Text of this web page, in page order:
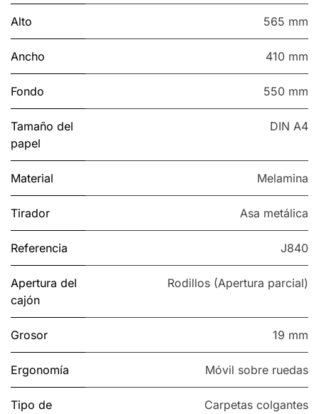
Alto 565 mm
Ancho 410 mm
Fondo 550 mm
Tamaño del
papel
DIN A4
Material Melamina
Tirador Asa metálica
Referencia J840
Apertura del
cajón
Rodillos (Apertura parcial)
Grosor 19 mm
Ergonomía Móvil sobre ruedas
Tipo de
Carpetas colgantes